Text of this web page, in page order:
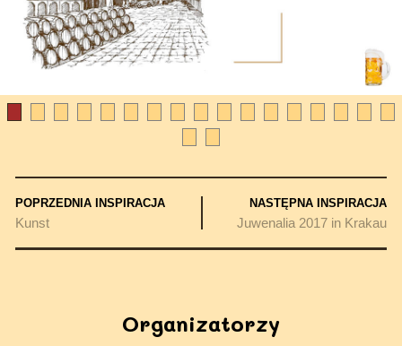
POPRZEDNIA INSPIRACJA
Kunst
NASTĘPNA INSPIRACJA
Juwenalia 2017 in Krakau
Organizatorzy